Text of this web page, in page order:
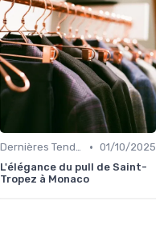
Dernières Tendances de Mode • 01/10/2025
L'élégance du pull de Saint-
Tropez à Monaco